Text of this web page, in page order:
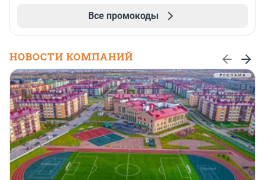
Все промокоды
НОВОСТИ КОМПАНИЙ